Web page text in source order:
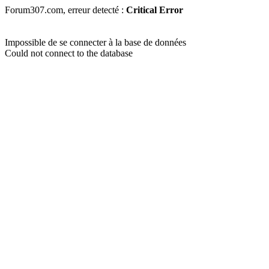
Forum307.com, erreur detecté : Critical Error
Impossible de se connecter à la base de données
Could not connect to the database